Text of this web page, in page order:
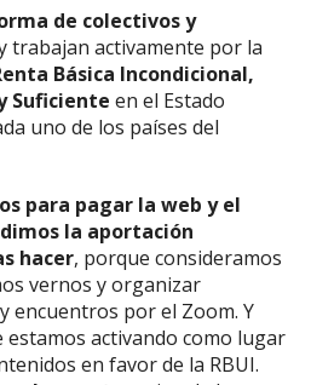
de colectivos y
trabajan activamente por la
Básica Incondicional,
Suficiente en el Estado
uno de los países del
para pagar la web y el
la aportación
hacer, porque consideramos
vernos y organizar
encuentros por el Zoom. Y
activando como lugar
en favor de la RBUI.